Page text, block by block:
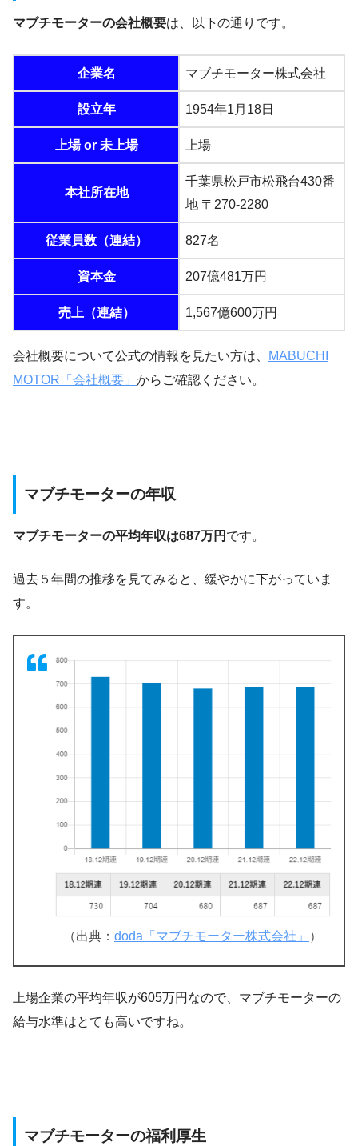
マブチモーターの会社概要は、以下の通りです。
企業名 マブチモーター株式会社
設立年 1954年1月18日
上場 or 未上場 上場
本社所在地
千葉県松戸市松飛台430番
地 〒270-2280
従業員数（連結） 827名
資本金 207億481万円
売上（連結） 1,567億600万円
会社概要について公式の情報を見たい方は、
MABUCHI
MOTOR「会社概要」 からご確認ください。
マブチモーターの年収
マブチモーターの平均年収は687万円 です。
過去５年間の推移を見てみると、緩やかに下がっていま
す。
（出典： doda「マブチモーター株式会社」 ）
上場企業の平均年収が605万円なので、マブチモーターの
給与水準はとても高いですね。
マブチモーターの福利厚生